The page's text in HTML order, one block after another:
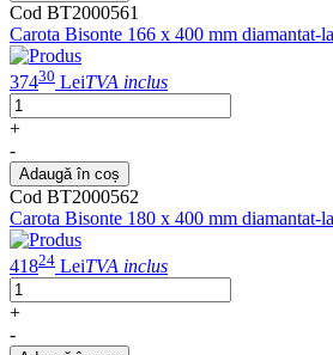
Cod BT2000561
Carota Bisonte 166 x 400 mm diamantat-
37430 LeiTVA inclus
+
-
Adaugă în coș
Cod BT2000562
Carota Bisonte 180 x 400 mm diamantat-
41824 LeiTVA inclus
+
-